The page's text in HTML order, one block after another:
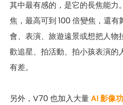
其中最有感的，是它的長焦能力
焦，最高可到 100 倍變焦，還
會、表演、旅遊遠景或想把人物
歡追星、拍活動、拍小孩表演的
有差。
另外，V70 也加入大量AI 影像